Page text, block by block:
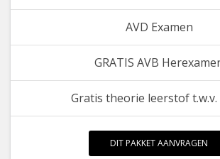
AVD Examen
GRATIS AVB
Gratis theorie leerstof t.w.v.
DIT PAKKET AANVRAGEN